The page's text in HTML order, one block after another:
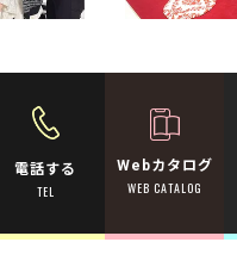
電話する
TEL
Webカタログ
WEB CATALOG